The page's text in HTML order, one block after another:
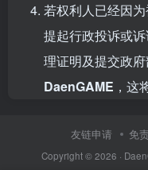
若权利人已经因
提起行政投诉或
理证明及提交政
DaenGAME ，这
友链申请 免
Copyright © 2026 ·